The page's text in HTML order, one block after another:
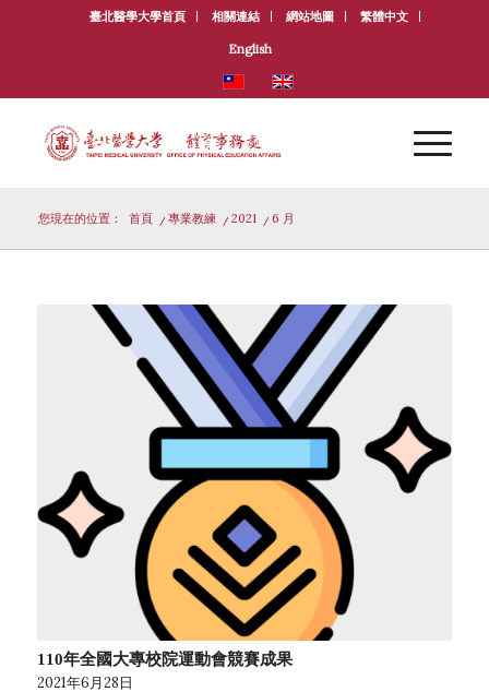
臺北醫學大學首頁 相關連結 網站地圖 繁體中文
English
您現在的位置： 首頁 / 專業教練 / 2021 / 6 月
110年全國大專校院運動會競賽成果
2021年6月28日